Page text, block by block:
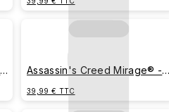
Assassin's Creed Mirage® -
39,99 € TTC